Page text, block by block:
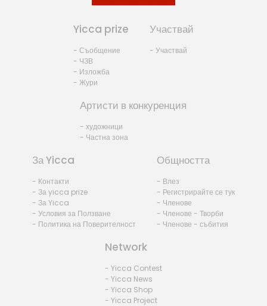
Yicca prize
- Съобщение
- ЧЗВ
- Изложба
- Жури
Участвай
- Участвай
Артисти в конкуренция
- художници
- Частна зона
За Yicca
- Контакти
- За yicca prize
- За Yicca
- Условия за Ползване
- Политика на Поверителност
Общността
- Влез
- Регистрирайте се тук
- Членове
- Членове - Творби
- Членове - събития
Network
- Yicca Contest
- Yicca News
- Yicca Shop
- Yicca Project